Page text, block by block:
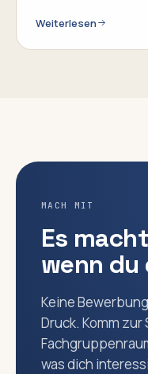
Weiterlesen
MACH MIT
Es
wenn
Keine
Druck. Komm
was dich